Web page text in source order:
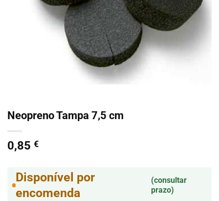
Neopreno Tampa 7,5 cm
0,85 €
Disponível por
encomenda
(consultar
prazo)